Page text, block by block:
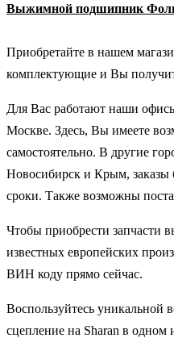
Выжимной подшипник
Приобретайте в нашем
комплектующие и Вы
Для Вас работают наши
Москве. Здесь, Вы имеете
самостоятельно. В другие
Новосибирск и Крым, заказы
сроки. Также возможны
Чтобы приобрести запчасти
известных европейских
ВИН коду прямо сейчас.
Воспользуйтесь уникальной
сцепление на Sharan в одном